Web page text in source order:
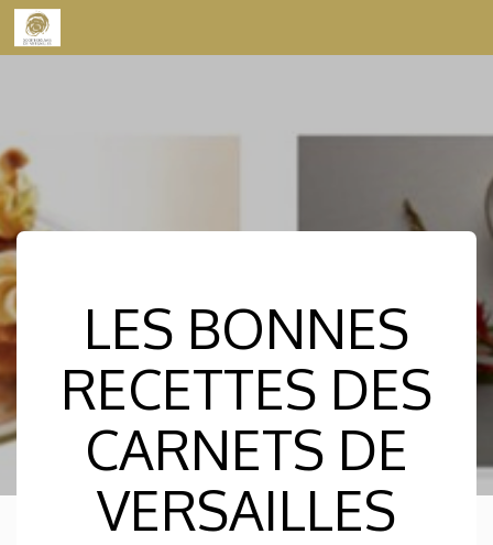
Skip to content
LES BONNES
RECETTES DES
CARNETS DE
VERSAILLES